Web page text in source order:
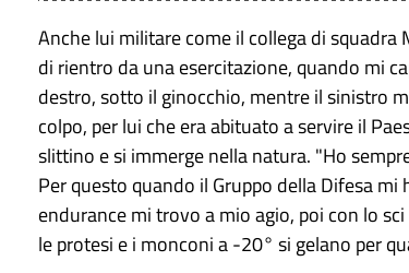
Anche lui militare come il collega di
di rientro da una esercitazione, quando mi
destro, sotto il ginocchio, mentre il sinistro
colpo, per lui che era abituato a servire il
slittino e si immerge nella natura. "Ho
Per questo quando il Gruppo della Difesa
endurance mi trovo a mio agio, poi con lo
le protesi e i monconi a -20° si gelano per